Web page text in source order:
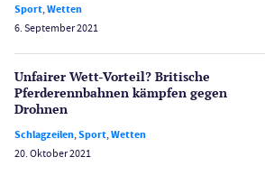
Sport
Wetten
Wirtschaft
Bonus Ohne Einzahlung
Slot Freispiele
Sport,Wetten
6. September 2021
Unfairer Wett-Vorteil? Britische
Pferderenn­bahnen kämpfen gegen
Drohnen
Schlagzeilen,Sport,Wetten
20. Oktober 2021